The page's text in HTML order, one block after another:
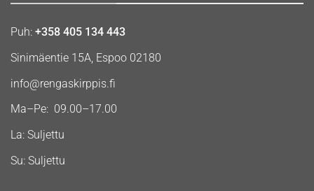
Puh: +358 405 134 443
Sinimäentie 15A, Espoo 02180
info@rengaskirppis.fi
Ma–Pe: 09.00–17.00
La: Suljettu
Su: Suljettu